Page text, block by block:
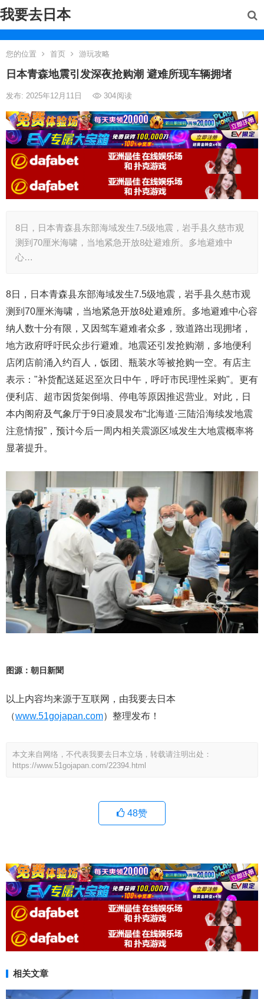
我要去日本
您的位置 首页 游玩攻略
日本青森地震引发深夜抢购潮 避难所现车辆拥堵
发布: 2025年12月11日 304阅读
8日，日本青森县东部海域发生7.5级地震，岩手县久慈市观
测到70厘米海啸，当地紧急开放8处避难所。多地避难中
心…
8日，日本青森县东部海域发生7.5级地震，岩手县久慈市观
测到70厘米海啸，当地紧急开放8处避难所。多地避难中心容
纳人数十分有限，又因驾车避难者众多，致道路出现拥堵，
地方政府呼吁民众步行避难。地震还引发抢购潮，多地便利
店闭店前涌入约百人，饭团、瓶装水等被抢购一空。有店主
表示："补货配送延迟至次日中午，呼吁市民理性采购"。更有
便利店、超市因货架倒塌、停电等原因推迟营业。对此，日
本内阁府及气象厅于9日凌晨发布“北海道·三陆沿海续发地震
注意情报”，预计今后一周内相关震源区域发生大地震概率将
显著提升。
图源：朝日新聞
以上内容均来源于互联网，由我要去日本
（www.51gojapan.com）整理发布！
本文来自网络，不代表我要去日本立场，转载请注明出处：
https://www.51gojapan.com/22394.html
48赞
相关文章